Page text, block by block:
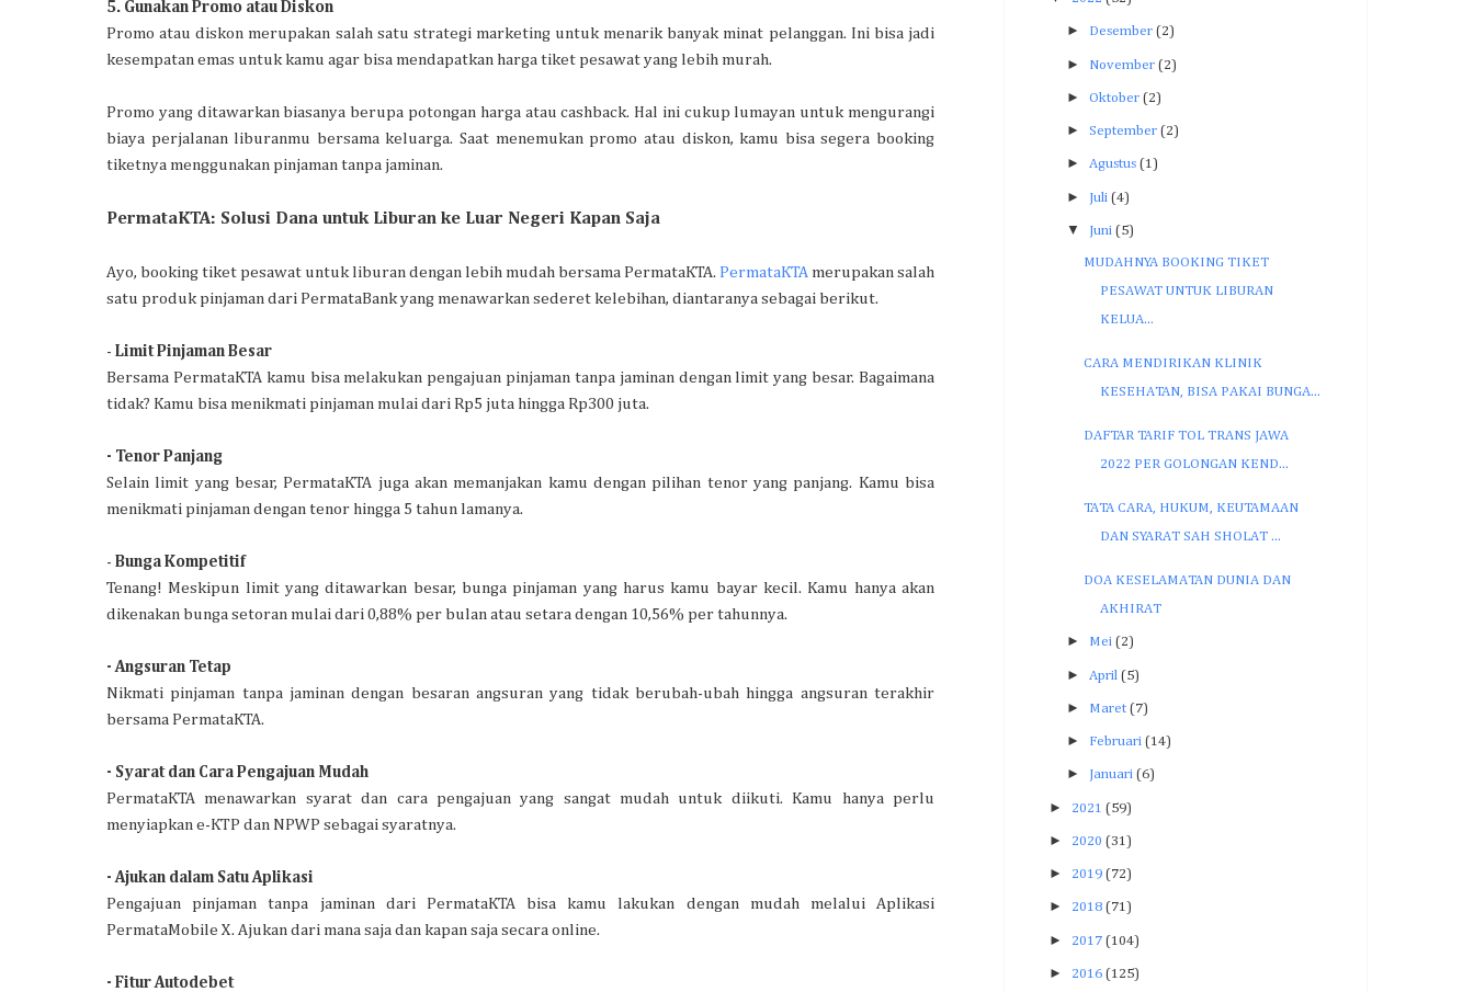
5. Gunakan Promo atau Diskon
Promo atau diskon merupakan salah satu strategi marketing untuk menarik banyak minat pelanggan. Ini bisa jadi
kesempatan emas untuk kamu agar bisa mendapatkan harga tiket pesawat yang lebih murah.
Promo yang ditawarkan biasanya berupa potongan harga atau cashback. Hal ini cukup lumayan untuk mengurangi
biaya perjalanan liburanmu bersama keluarga. Saat menemukan promo atau diskon, kamu bisa segera booking
tiketnya menggunakan pinjaman tanpa jaminan.
PermataKTA: Solusi Dana untuk Liburan ke Luar Negeri Kapan Saja
Ayo, booking tiket pesawat untuk liburan dengan lebih mudah bersama PermataKTA. PermataKTA merupakan salah
satu produk pinjaman dari PermataBank yang menawarkan sederet kelebihan, diantaranya sebagai berikut.
- Limit Pinjaman Besar
Bersama PermataKTA kamu bisa melakukan pengajuan pinjaman tanpa jaminan dengan limit yang besar. Bagaimana
tidak? Kamu bisa menikmati pinjaman mulai dari Rp5 juta hingga Rp300 juta.
- Tenor Panjang
Selain limit yang besar, PermataKTA juga akan memanjakan kamu dengan pilihan tenor yang panjang. Kamu bisa
menikmati pinjaman dengan tenor hingga 5 tahun lamanya.
- Bunga Kompetitif
Tenang! Meskipun limit yang ditawarkan besar, bunga pinjaman yang harus kamu bayar kecil. Kamu hanya akan
dikenakan bunga setoran mulai dari 0,88% per bulan atau setara dengan 10,56% per tahunnya.
- Angsuran Tetap
Nikmati pinjaman tanpa jaminan dengan besaran angsuran yang tidak berubah-ubah hingga angsuran terakhir
bersama PermataKTA.
- Syarat dan Cara Pengajuan Mudah
PermataKTA menawarkan syarat dan cara pengajuan yang sangat mudah untuk diikuti. Kamu hanya perlu
menyiapkan e-KTP dan NPWP sebagai syaratnya.
- Ajukan dalam Satu Aplikasi
Pengajuan pinjaman tanpa jaminan dari PermataKTA bisa kamu lakukan dengan mudah melalui Aplikasi
PermataMobile X. Ajukan dari mana saja dan kapan saja secara online.
- Fitur Autodebet
► Desember (2)
► November (2)
► Oktober (2)
► September (2)
► Agustus (1)
► Juli (4)
▼ Juni (5)
MUDAHNYA BOOKING TIKET
PESAWAT UNTUK LIBURAN
KELUA...
CARA MENDIRIKAN KLINIK
KESEHATAN, BISA PAKAI BUNGA...
DAFTAR TARIF TOL TRANS JAWA
2022 PER GOLONGAN KEND...
TATA CARA, HUKUM, KEUTAMAAN
DAN SYARAT SAH SHOLAT ...
DOA KESELAMATAN DUNIA DAN
AKHIRAT
► Mei (2)
► April (5)
► Maret (7)
► Februari (14)
► Januari (6)
► 2021 (59)
► 2020 (31)
► 2019 (72)
► 2018 (71)
► 2017 (104)
► 2016 (125)